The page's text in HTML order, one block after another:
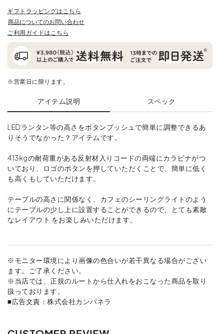
ギフトラッピングはこちら
商品についてのお問い合わせ
ご利用ガイドはこちら
※営業日に限ります。
アイテム説明 スペック
LEDランタン等の高さをボタンプッシュで簡単に調整できるあ
りそうでなかった？アイテムです。
413kgの耐荷重がある反射材入りコードの両端にカラビナがつ
いており、ロゴのボタンを押していただくことで、簡単に低く
も高くもしていただけます。
テーブルの高さに関係なく、カフェのシーリングライトのよう
にテーブルの少し上に設置することができるので、とても素敵
なレイアウト をお楽しみいただけます。
※モニター環境により画像の色合いが若干異なる場合がござい
ます。ご了承ください。
※当店では、正規のルートから仕入れをおこなった商品を取り
扱っております。
■広告文責：株式会社カンパネラ